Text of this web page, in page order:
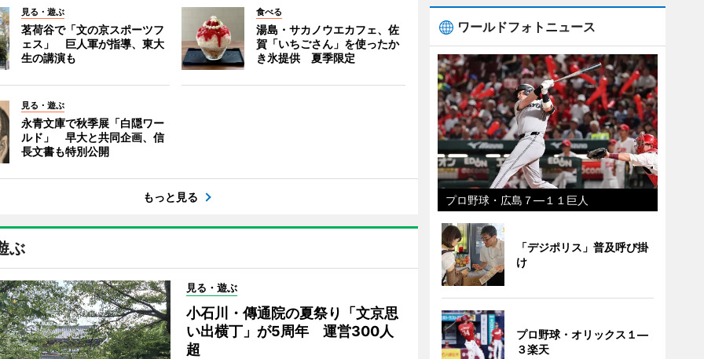
見る・遊ぶ
茗荷谷で「文の京スポーツフ
ェス」 巨人軍が指導、東大
生の講演も
食べる
湯島・サカノウエカフェ、佐
賀「いちごさん」を使ったか
き氷提供 夏季限定
見る・遊ぶ
永青文庫で秋季展「白隠ワー
ルド」 早大と共同企画、信
長文書も特別公開
もっと見る
ぶ
見る・遊ぶ
小石川・傳通院の夏祭り「文京思
い出横丁」が5周年 運営300人
超
ワールドフォトニュース
プロ野球・広島７―１１巨人
「デジポリス」普及呼び掛
け
プロ野球・オリックス１―
３楽天